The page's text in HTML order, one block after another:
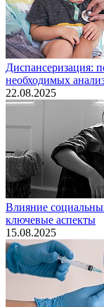
Диспансеризация:
необходимых
22.08.2025
Влияние
ключевые аспекты
15.08.2025